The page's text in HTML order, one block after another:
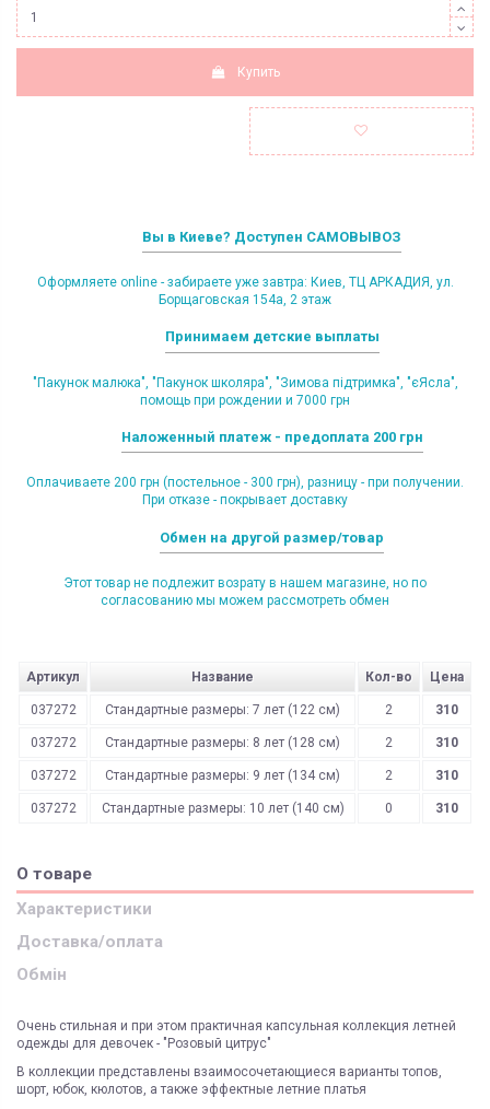
Купить
Вы в Киеве? Доступен САМОВЫВОЗ
Оформляете online - забираете уже завтра: Киев, ТЦ АРКАДИЯ, ул.
Борщаговская 154а, 2 этаж
Принимаем детские выплаты
"Пакунок малюка", "Пакунок школяра", "Зимова підтримка", "єЯсла",
помощь при рождении и 7000 грн
Наложенный платеж - предоплата 200 грн
Оплачиваете 200 грн (постельное - 300 грн), разницу - при получении.
При отказе - покрывает доставку
Обмен на другой размер/товар
Этот товар не подлежит возрату в нашем магазине, но по
согласованию мы можем рассмотреть обмен
Артикул Название Кол-во Цена
037272 Стандартные размеры: 7 лет (122 см) 2 310
037272 Стандартные размеры: 8 лет (128 см) 2 310
037272 Стандартные размеры: 9 лет (134 см) 2 310
037272 Стандартные размеры: 10 лет (140 см) 0 310
О товаре
Характеристики
Доставка/оплата
Обмін
Очень стильная и при этом практичная капсульная коллекция летней
одежды для девочек - "Розовый цитрус"
В коллекции представлены взаимосочетающиеся варианты топов,
шорт, юбок, кюлотов, а также эффектные летние платья